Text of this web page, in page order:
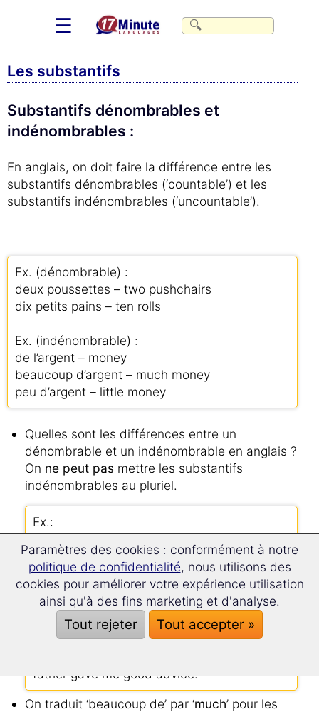
☰
Les substantifs
Substantifs dénombrables et
indénombrables :
En anglais, on doit faire la différence entre les
substantifs dénombrables (‘countable’) et les
substantifs indénombrables (‘uncountable’).
Ex. (dénombrable) :
deux poussettes – two pushchairs
dix petits pains – ten rolls
Ex. (indénombrable) :
de l’argent – money
beaucoup d’argent – much money
peu d’argent – little money
Quelles sont les différences entre un
dénombrable et un indénombrable en anglais ?
On ne peut pas mettre les substantifs
indénombrables au pluriel.
Ex.:
liberté– freedom
beaucoup de libertés – much freedom
Onne peut pasutiliser les substantifs
indénombrables avec un article indéfini.
father gave me good advice.
On traduit ‘beaucoup de’ par ‘much’ pour les
Paramètres des cookies : conformément à notre
politique de confidentialité, nous utilisons des
cookies pour améliorer votre expérience utilisation
ainsi qu'à des fins marketing et d'analyse.
Tout rejeter Tout accepter »